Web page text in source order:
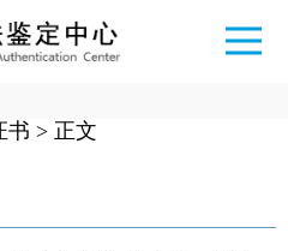
书 > 正文